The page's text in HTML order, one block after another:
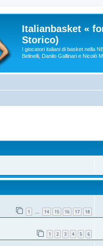
Italianbasket «
Storico)
I giocatori italiani di basket nella
Belinelli, Danilo Gallinari e Nicolò
1 … 14 15 16 17 18
1 2 3 4 5 6